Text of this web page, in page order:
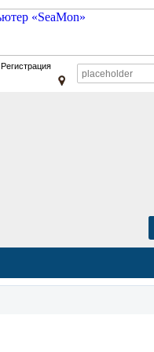
Регистрация